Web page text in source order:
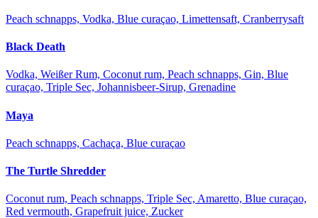
Peach schnapps, Vodka, Blue curaçao, Limettensaft, Cranberrysaft
Black Death
Vodka, Weißer Rum, Coconut rum, Peach schnapps, Gin, Blue
curaçao, Triple Sec, Johannisbeer-Sirup, Grenadine
Maya
Peach schnapps, Cachaça, Blue curaçao
The Turtle Shredder
Coconut rum, Peach schnapps, Triple Sec, Amaretto, Blue curaçao,
Red vermouth, Grapefruit juice, Zucker